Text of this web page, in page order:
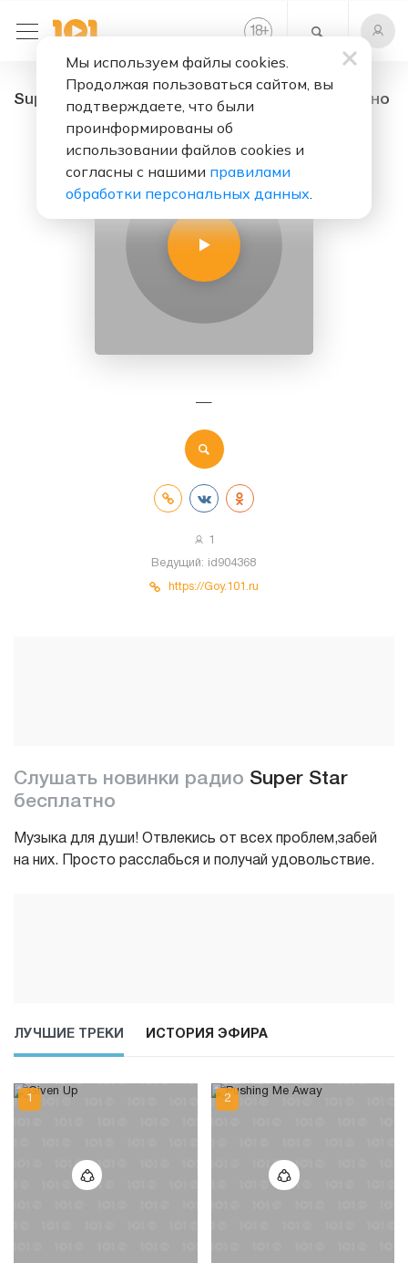
18+
Super Star - радио онлайн. Слушать бесплатно
—
1
Ведущий: id904368
https://Goy.101.ru
Слушать новинки радио Super Star
бесплатно
Музыка для души! Отвлекись от всех проблем,забей
на них. Просто расслабься и получай удовольствие.
ЛУЧШИЕ ТРЕКИ ИСТОРИЯ ЭФИРА
Мы используем файлы cookies.
Продолжая пользоваться сайтом, вы
подтверждаете, что были
проинформированы об
использовании файлов cookies и
согласны с нашими правилами
обработки персональных данных.